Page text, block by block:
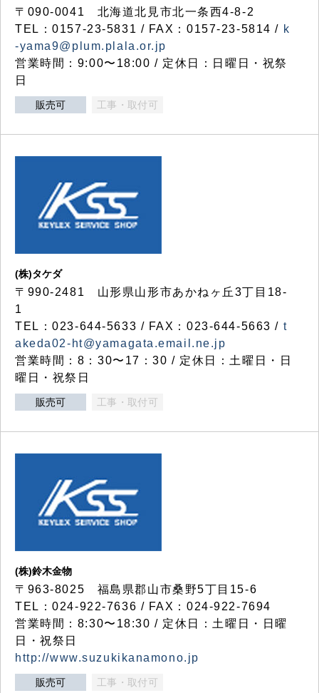
〒090-0041 北海道北見市北一条西4-8-2
TEL：0157-23-5831 / FAX：0157-23-5814 / k
-yama9@plum.plala.or.jp
営業時間：9:00〜18:00 / 定休日：日曜日・祝祭
日
販売可 工事・取付可
(株)タケダ
〒990-2481 山形県山形市あかねヶ丘3丁目18-
1
TEL：023-644-5633 / FAX：023-644-5663 / t
akeda02-ht@yamagata.email.ne.jp
営業時間：8：30〜17：30 / 定休日：土曜日・日
曜日・祝祭日
販売可 工事・取付可
(株)鈴木金物
〒963-8025 福島県郡山市桑野5丁目15-6
TEL：024-922-7636 / FAX：024-922-7694
営業時間：8:30〜18:30 / 定休日：土曜日・日曜
日・祝祭日
http://www.suzukikanamono.jp
販売可 工事・取付可